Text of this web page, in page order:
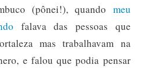
(pônei!), quando meu
falava das pessoas que
mas trabalhavam na
e falou que podia pensar